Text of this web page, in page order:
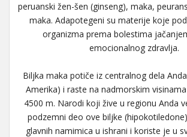
peruanski žen-šen (ginseng), maka,
maka. Adapotegeni su materije koje
organizma prema bolestima
emocionalnog zdravlja.
Biljka maka potiče iz centralnog dela
Amerika) i raste na nadmorskim
4500 m. Narodi koji žive u regionu Anda
podzemni deo ove biljke
glavnih namimica u ishrani i koriste je u